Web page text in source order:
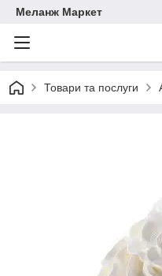
Меланж Маркет
Товари та послуги